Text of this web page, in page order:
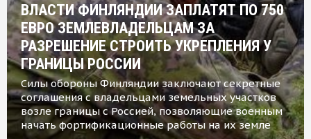
ВЛАСТИ ФИНЛЯНДИИ ЗАПЛАТЯТ ПО 750
ЕВРО ЗЕМЛЕВЛАДЕЛЬЦАМ ЗА
РАЗРЕШЕНИЕ СТРОИТЬ УКРЕПЛЕНИЯ У
ГРАНИЦЫ РОССИИ
Силы обороны Финляндии заключают секретные
соглашения с владельцами земельных участков
возле границы с Россией, позволяющие военным
начать фортификационные работы на их земле